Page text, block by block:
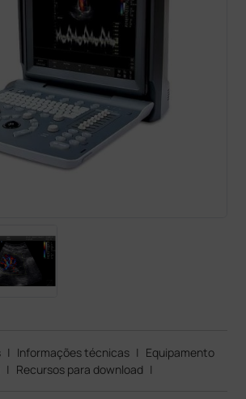
| Informações técnicas | Equipamento
| Recursos para download |